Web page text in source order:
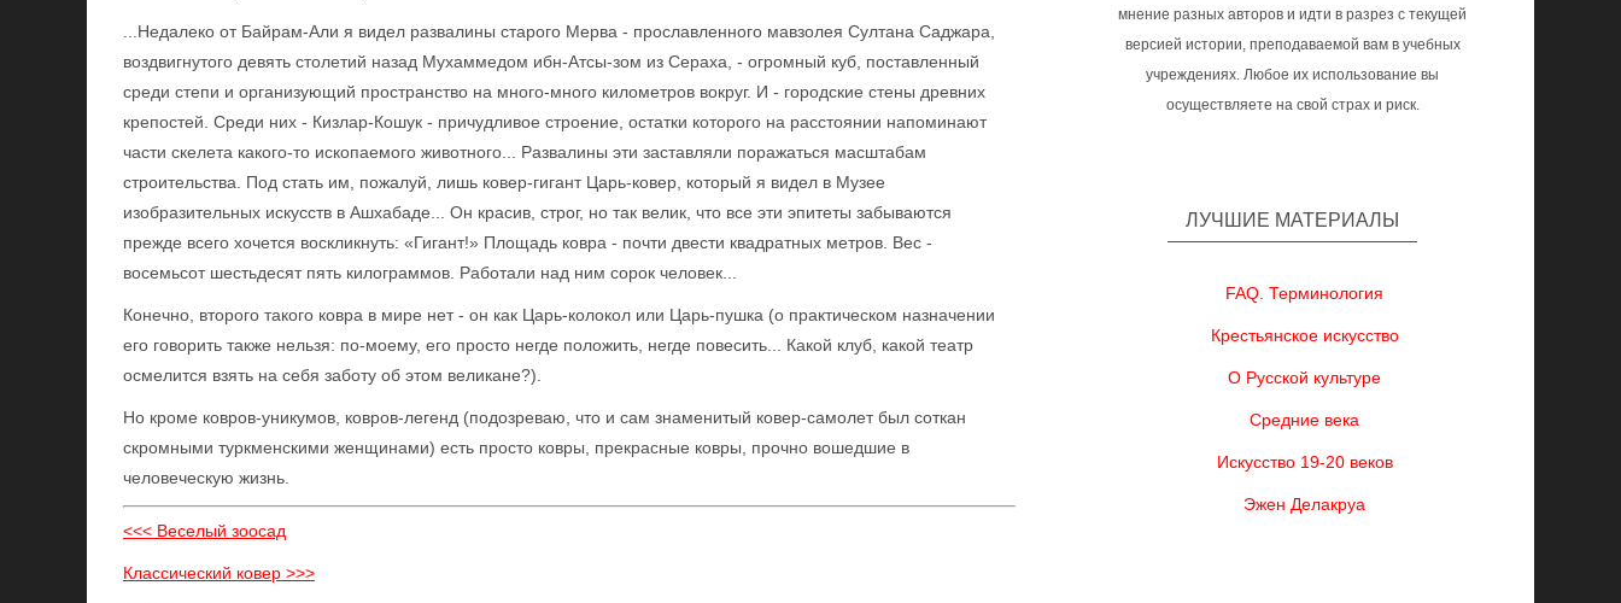
...Недалеко от Байрам-Али я видел развалины старого Мерва - прославленного мавзолея Султана Саджара,
воздвигнутого девять столетий назад Мухаммедом ибн-Атсы-зом из Сераха, - огромный куб, поставленный
среди степи и организующий пространство на много-много километров вокруг. И - городские стены древних
крепостей. Среди них - Кизлар-Кошук - причудливое строение, остатки которого на расстоянии напоминают
части скелета какого-то ископаемого животного... Развалины эти заставляли поражаться масштабам
строительства. Под стать им, пожалуй, лишь ковер-гигант Царь-ковер, который я видел в Музее
изобразительных искусств в Ашхабаде... Он красив, строг, но так велик, что все эти эпитеты забываются
прежде всего хочется воскликнуть: «Гигант!» Площадь ковра - почти двести квадратных метров. Вес -
восемьсот шестьдесят пять килограммов. Работали над ним сорок человек...
Конечно, второго такого ковра в мире нет - он как Царь-колокол или Царь-пушка (о практическом назначении
его говорить также нельзя: по-моему, его просто негде положить, негде повесить... Какой клуб, какой театр
осмелится взять на себя заботу об этом великане?).
Но кроме ковров-уникумов, ковров-легенд (подозреваю, что и сам знаменитый ковер-самолет был соткан
скромными туркменскими женщинами) есть просто ковры, прекрасные ковры, прочно вошедшие в
человеческую жизнь.
<<< Веселый зоосад
Классический ковер >>>
мнение разных авторов и идти в разрез с текущей
версией истории, преподаваемой вам в учебных
учреждениях. Любое их использование вы
осуществляете на свой страх и риск.
ЛУЧШИЕ МАТЕРИАЛЫ
FAQ. Терминология
Крестьянское искусство
О Русской культуре
Средние века
Искусство 19-20 веков
Эжен Делакруа